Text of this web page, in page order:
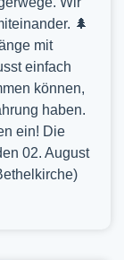
🌲
mit
einfach
können,
haben.
ein! Die
02. August